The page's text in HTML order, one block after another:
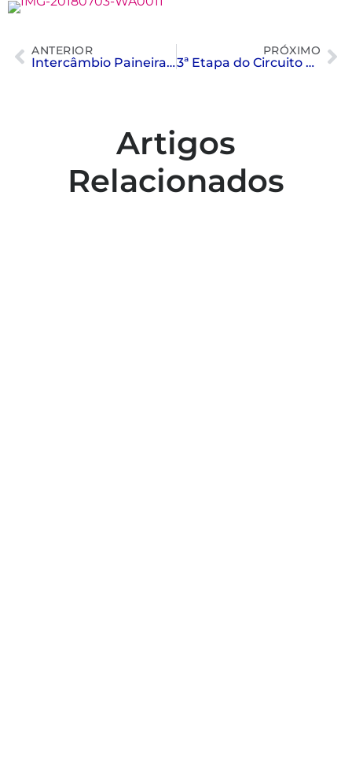
ANTERIOR
Intercâmbio Paineiras de Snooker junho 2018
PRÓXIMO
3ª Etapa do Circuito Mirim de Natação
Artigos
Relacionados